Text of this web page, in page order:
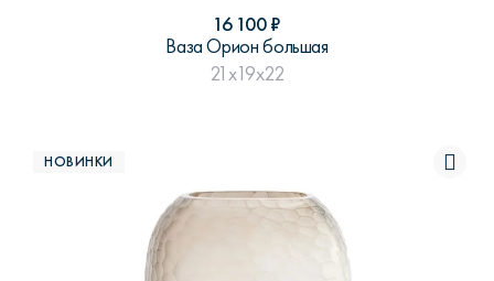
16 100₽
Ваза Орион большая
21x19x22
НОВИНКИ